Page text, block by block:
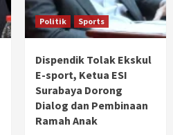
Politik Sports
Dispendik Tolak Ekskul
E-sport, Ketua ESI
Surabaya Dorong
Dialog dan Pembinaan
Ramah Anak